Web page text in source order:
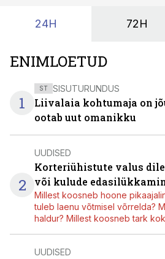
24H 72H
ENIMLOETUD
1
ST SISUTURUNDUS
Liivalaia kohtumaja on
ootab uut omanikku
2
UUDISED
Korteriühistute valus
või kulude
Millest koosneb hoone
tuleb laenu võtmisel võrrelda?
haldur? Millest koosneb tark
UUDISED